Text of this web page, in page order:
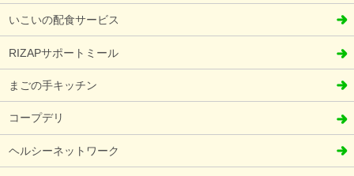
いこいの配食サービス
RIZAPサポートミール
まごの手キッチン
コープデリ
ヘルシーネットワーク